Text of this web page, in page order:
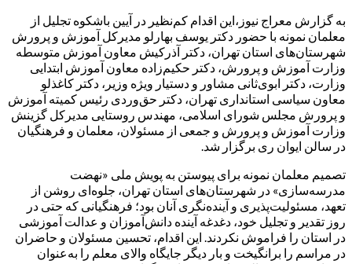
به گزارش معراج نیوز،این اقدام کم‌نظیر در آیین باشکوه تجلیل از
معلمان نمونه با حضور دکتر یوسف بهارلو مدیرکل آموزش و پرورش
شهرستان‌های استان تهران، دکتر آذرکیش معاون آموزش متوسطه
وزارت آموزش و پرورش، دکتر حکیم‌زاده معاون آموزش ابتدایی
وزارت، دکتر ابوی‌ثانی مشاور و دستیار ویژه وزیر، دکتر کاغذلو
معاون سیاسی استانداری تهران، دکتر حق‌وردی رئیس کمیته آموزش
و پرورش مجلس شورای اسلامی، مهندس روستایی مدیرکل گزینش
وزارت آموزش و پرورش و جمعی از مسئولان، معلمان و فرهنگیان
در سالن ایوان ری برگزار شد.
تصمیم معلمان نمونه برای پیوستن به پویش ملی «نهضت
مدرسه‌سازی» در شهرستان‌های استان تهران، جلوه‌ای روشن از
تعهد، مسئولیت‌پذیری و آینده‌نگری آنان بود؛ فرهنگیانی که حتی در
روز تقدیر و تجلیل خود، دغدغه آینده دانش‌آموزان و عدالت آموزشی
در استان را فراموش نکردند. این اقدام، تحسین مسئولان و حاضران
در مراسم را برانگیخت و بار دیگر جایگاه والای معلم را به‌عنوان